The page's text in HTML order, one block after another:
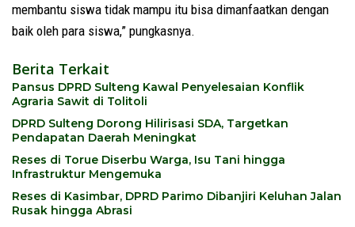
membantu siswa tidak mampu itu bisa dimanfaatkan dengan
baik oleh para siswa,” pungkasnya.
Berita Terkait
Pansus DPRD Sulteng Kawal Penyelesaian Konflik
Agraria Sawit di Tolitoli
DPRD Sulteng Dorong Hilirisasi SDA, Targetkan
Pendapatan Daerah Meningkat
Reses di Torue Diserbu Warga, Isu Tani hingga
Infrastruktur Mengemuka
Reses di Kasimbar, DPRD Parimo Dibanjiri Keluhan Jalan
Rusak hingga Abrasi